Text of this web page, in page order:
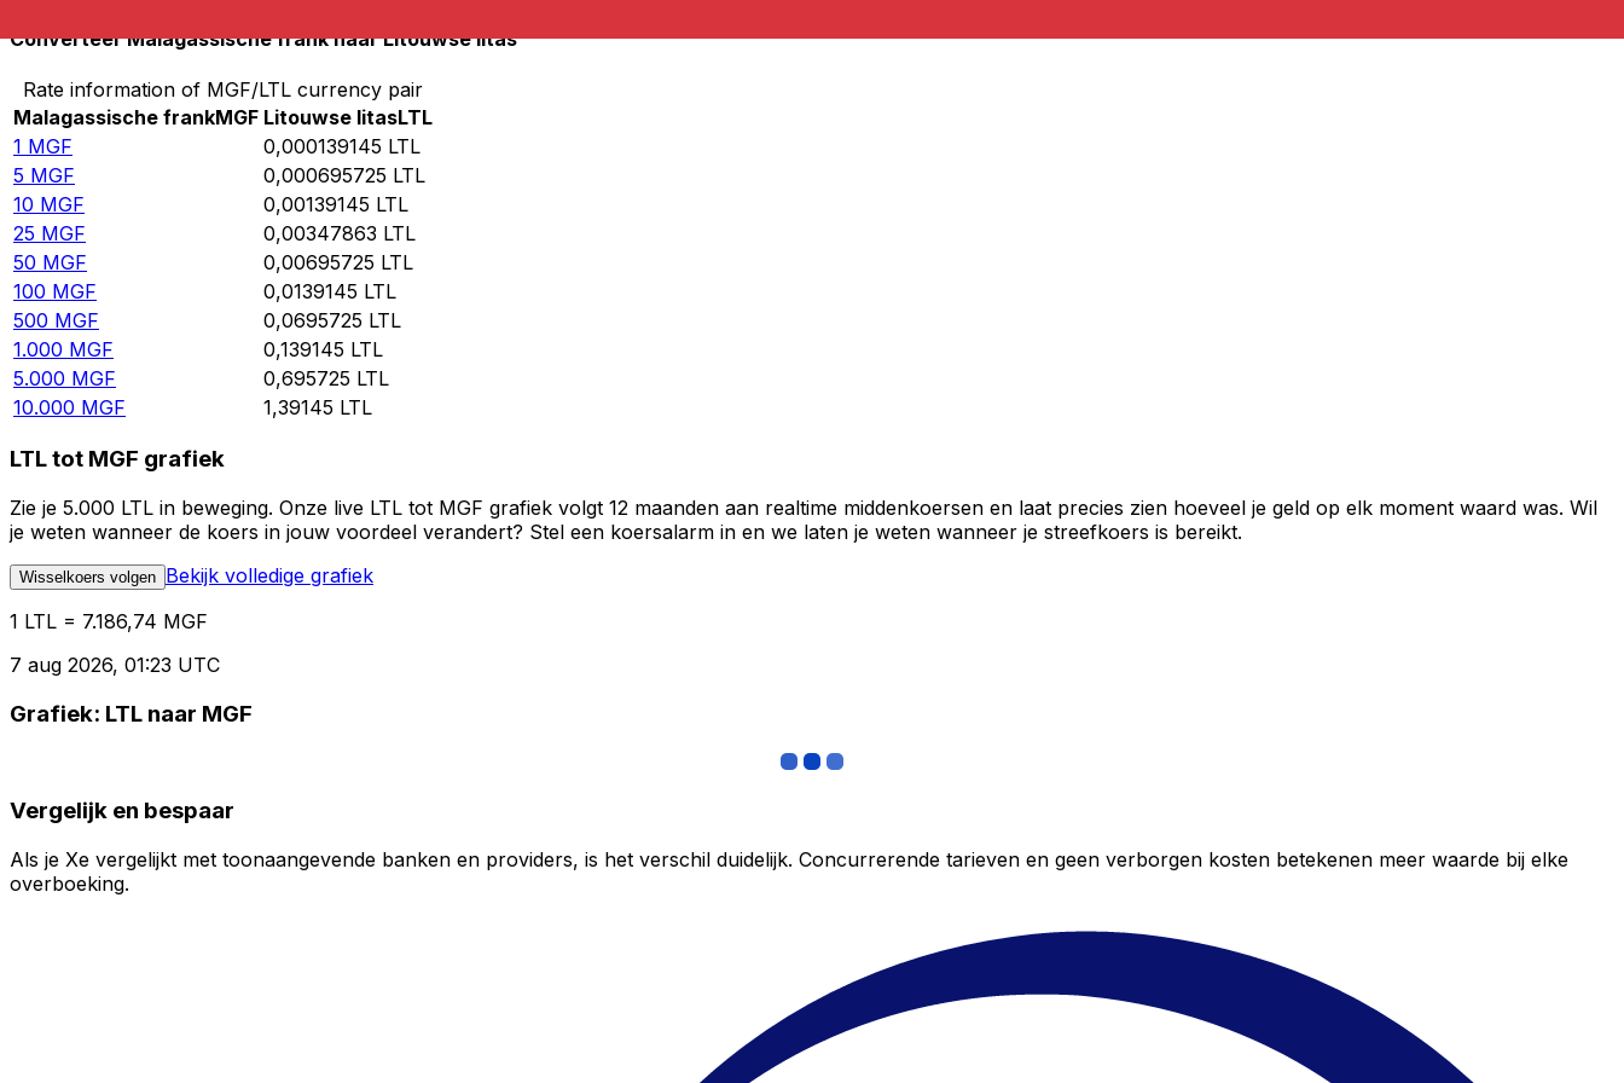
Converteer Malagassische frank naar Litouwse litas
Rate information of MGF/LTL currency pair
Malagassische frankMGF Litouwse litasLTL
1 MGF 0,000139145 LTL
5 MGF 0,000695725 LTL
10 MGF 0,00139145 LTL
25 MGF 0,00347863 LTL
50 MGF 0,00695725 LTL
100 MGF 0,0139145 LTL
500 MGF 0,0695725 LTL
1.000 MGF 0,139145 LTL
5.000 MGF 0,695725 LTL
10.000 MGF 1,39145 LTL
LTL tot MGF grafiek
Zie je 5.000 LTL in beweging. Onze live LTL tot MGF grafiek volgt 12 maanden aan realtime middenkoersen en laat precies zien hoeveel je geld op elk moment waard was. Wil
je weten wanneer de koers in jouw voordeel verandert? Stel een koersalarm in en we laten je weten wanneer je streefkoers is bereikt.
Wisselkoers volgen Bekijk volledige grafiek
1 LTL = 7.186,74 MGF
7 aug 2026, 01:23 UTC
Grafiek: LTL naar MGF
Vergelijk en bespaar
Als je Xe vergelijkt met toonaangevende banken en providers, is het verschil duidelijk. Concurrerende tarieven en geen verborgen kosten betekenen meer waarde bij elke
overboeking.